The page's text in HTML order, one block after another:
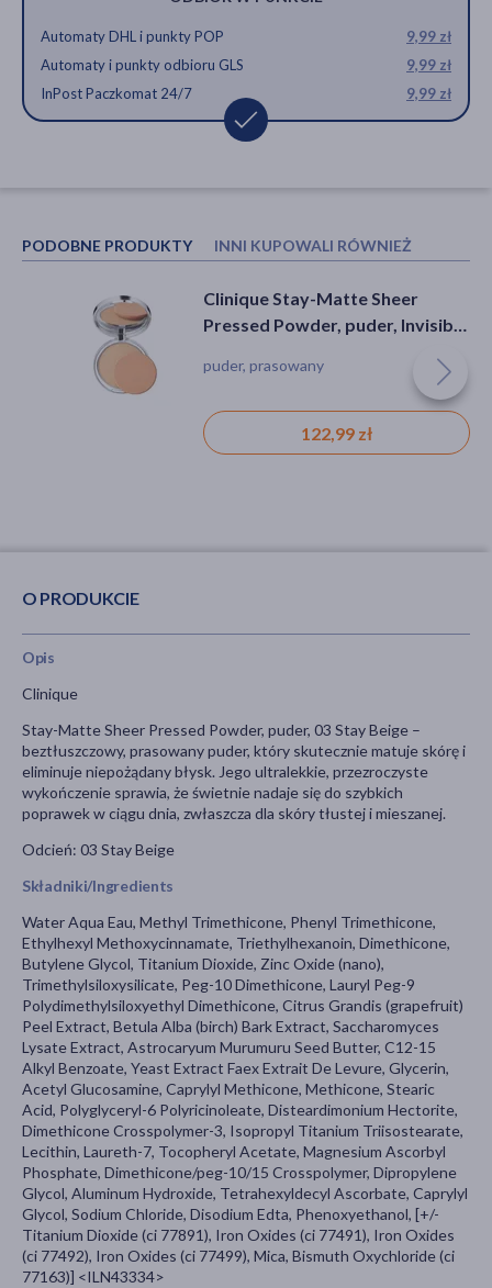
Automaty DHL i punkty POP
9,99 zł
Automaty i punkty odbioru GLS
9,99 zł
InPost Paczkomat 24/7
9,99 zł
PODOBNE PRODUKTY INNI KUPOWALI RÓWNIEŻ
Clinique Stay-Matte Sheer
Pressed Powder, puder, Invisible
puder, prasowany
122,99 zł
Paese, sypki puder jęczmienny
Beauty Powder, 10 g
puder
25,59 zł
O PRODUKCIE
Opis
Clinique
Stay-Matte Sheer Pressed Powder, puder, 03 Stay Beige –
beztłuszczowy, prasowany puder, który skutecznie matuje skórę i
eliminuje niepożądany błysk. Jego ultralekkie, przezroczyste
wykończenie sprawia, że świetnie nadaje się do szybkich
poprawek w ciągu dnia, zwłaszcza dla skóry tłustej i mieszanej.
Odcień: 03 Stay Beige
Składniki/Ingredients
Water Aqua Eau, Methyl Trimethicone, Phenyl Trimethicone,
Ethylhexyl Methoxycinnamate, Triethylhexanoin, Dimethicone,
Butylene Glycol, Titanium Dioxide, Zinc Oxide (nano),
Trimethylsiloxysilicate, Peg-10 Dimethicone, Lauryl Peg-9
Polydimethylsiloxyethyl Dimethicone, Citrus Grandis (grapefruit)
Peel Extract, Betula Alba (birch) Bark Extract, Saccharomyces
Lysate Extract, Astrocaryum Murumuru Seed Butter, C12-15
Alkyl Benzoate, Yeast Extract Faex Extrait De Levure, Glycerin,
Acetyl Glucosamine, Caprylyl Methicone, Methicone, Stearic
Acid, Polyglyceryl-6 Polyricinoleate, Disteardimonium Hectorite,
Dimethicone Crosspolymer-3, Isopropyl Titanium Triisostearate,
Lecithin, Laureth-7, Tocopheryl Acetate, Magnesium Ascorbyl
Phosphate, Dimethicone/peg-10/15 Crosspolymer, Dipropylene
Glycol, Aluminum Hydroxide, Tetrahexyldecyl Ascorbate, Caprylyl
Glycol, Sodium Chloride, Disodium Edta, Phenoxyethanol, [+/-
Titanium Dioxide (ci 77891), Iron Oxides (ci 77491), Iron Oxides
(ci 77492), Iron Oxides (ci 77499), Mica, Bismuth Oxychloride (ci
77163)] <ILN43334>